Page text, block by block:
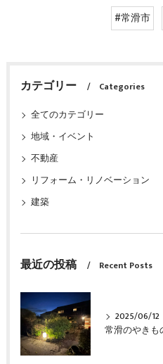
#常滑市
カテゴリー
Categories
全てのカテゴリー
地域・イベント
不動産
リフォーム・リノベーション
建築
最近の投稿 Recent Posts
2025/06/12